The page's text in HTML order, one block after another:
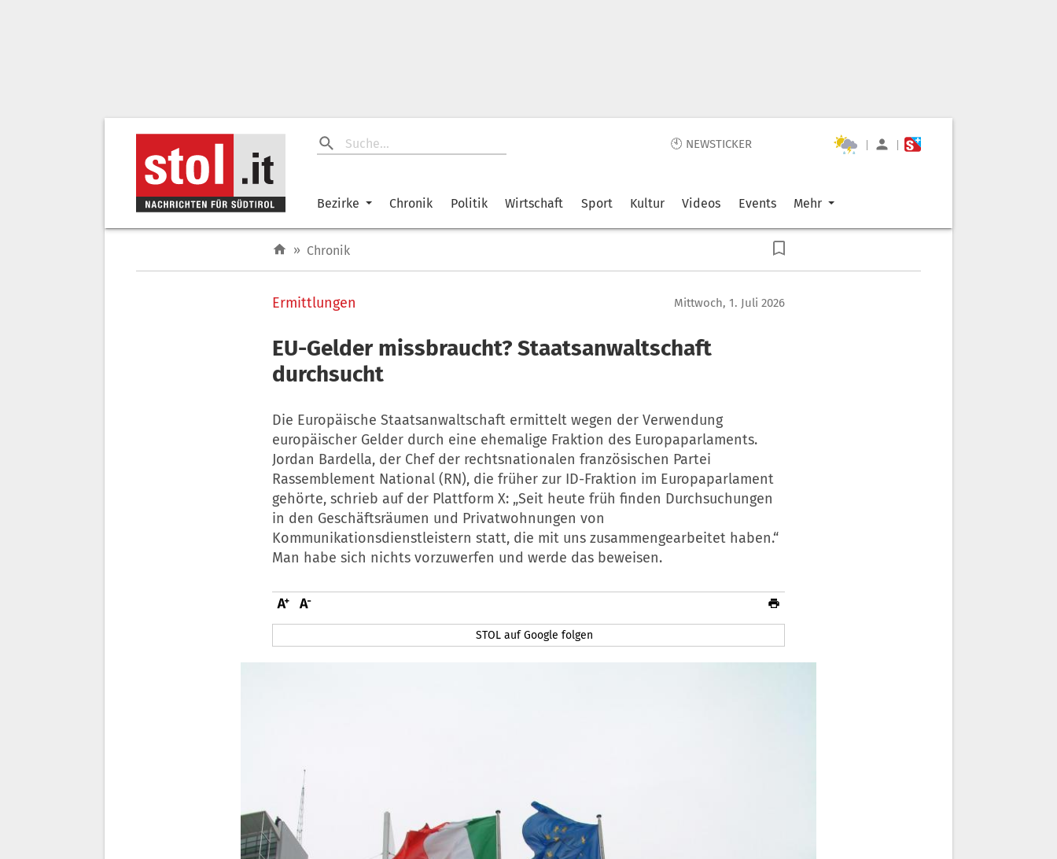
🕙 NEWSTICKER | |
Bezirke Chronik Politik Wirtschaft Sport Kultur Videos Events Mehr
» Chronik
Ermittlungen Mittwoch, 1. Juli 2026
EU-Gelder missbraucht? Staatsanwaltschaft
durchsucht
Die Europäische Staatsanwaltschaft ermittelt wegen der Verwendung
europäischer Gelder durch eine ehemalige Fraktion des Europaparlaments.
Jordan Bardella, der Chef der rechtsnationalen französischen Partei
Rassemblement National (RN), die früher zur ID-Fraktion im Europaparlament
gehörte, schrieb auf der Plattform X: „Seit heute früh finden Durchsuchungen
in den Geschäftsräumen und Privatwohnungen von
Kommunikationsdienstleistern statt, die mit uns zusammengearbeitet haben.“
Man habe sich nichts vorzuwerfen und werde das beweisen.
STOL auf Google folgen